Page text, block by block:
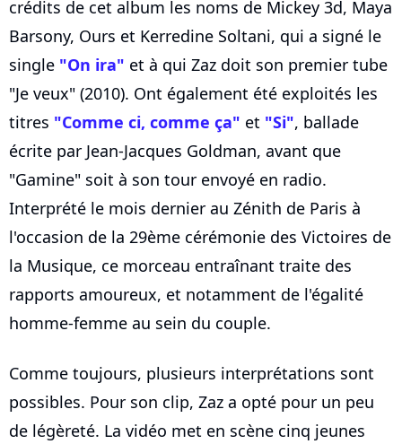
crédits de cet album les noms de Mickey 3d, Maya
Barsony, Ours et Kerredine Soltani, qui a signé le
single "On ira" et à qui Zaz doit son premier tube
"Je veux" (2010). Ont également été exploités les
titres "Comme ci, comme ça" et "Si", ballade
écrite par Jean-Jacques Goldman, avant que
"Gamine" soit à son tour envoyé en radio.
Interprété le mois dernier au Zénith de Paris à
l'occasion de la 29ème cérémonie des Victoires de
la Musique, ce morceau entraînant traite des
rapports amoureux, et notamment de l'égalité
homme-femme au sein du couple.
Comme toujours, plusieurs interprétations sont
possibles. Pour son clip, Zaz a opté pour un peu
de légèreté. La vidéo met en scène cinq jeunes